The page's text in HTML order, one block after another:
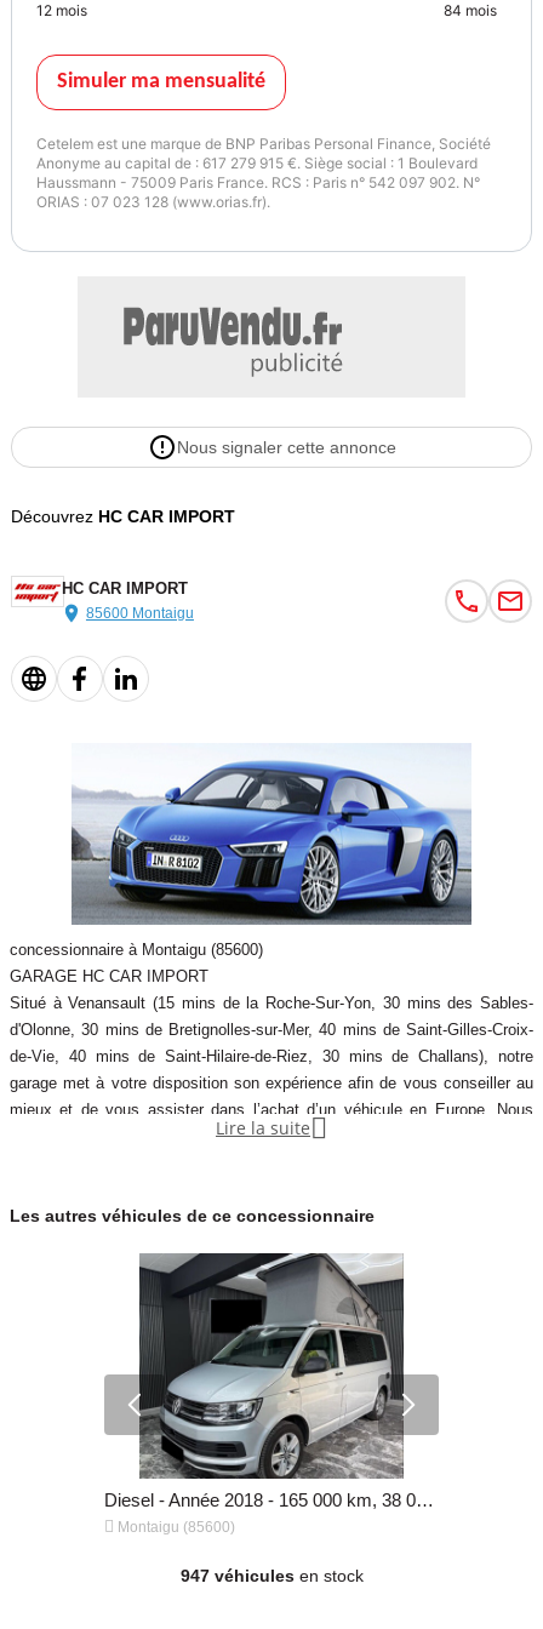
12 mois 84 mois
Simuler ma mensualité
Cetelem est une marque de BNP Paribas Personal Finance, Société
Anonyme au capital de : 617 279 915 €. Siège social : 1 Boulevard
Haussmann - 75009 Paris France. RCS : Paris n° 542 097 902. N°
ORIAS : 07 023 128 (www.orias.fr).
Nous signaler cette annonce
Découvrez HC CAR IMPORT
HC CAR IMPORT
85600 Montaigu
concessionnaire à Montaigu (85600)
GARAGE HC CAR IMPORT
Situé à Venansault (15 mins de la Roche-Sur-Yon, 30 mins des Sables-
d'Olonne, 30 mins de Bretignolles-sur-Mer, 40 mins de Saint-Gilles-Croix-
de-Vie, 40 mins de Saint-Hilaire-de-Riez, 30 mins de Challans), notre
garage met à votre disposition son expérience afin de vous conseiller au
mieux et de vous assister dans l’achat d’un véhicule en Europe. Nous
effectuons pour vous toutes les démarches avec les concessions en
proposons aujourd'hui un large choix de véhicules toutes
Lire la suite 
Les autres véhicules de ce concessionnaire
Diesel - Année 2018 - 165 000 km, 38 000 €
 Montaigu (85600)
947 véhiculesen stock